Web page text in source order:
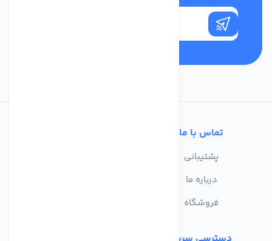
تماس با ما
پشتیبانی
درباره ما
فروشگاه